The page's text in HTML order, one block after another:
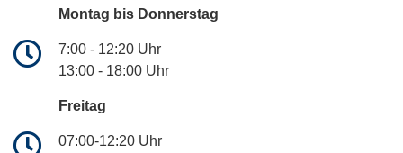
Montag bis Donnerstag
7:00 - 12:20 Uhr
13:00 - 18:00 Uhr
Freitag
07:00-12:20 Uhr